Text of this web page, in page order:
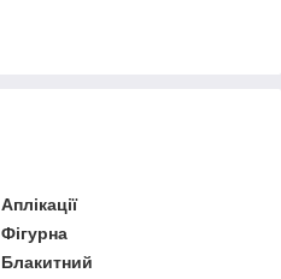
Аплікації
Фігурна
Блакитний